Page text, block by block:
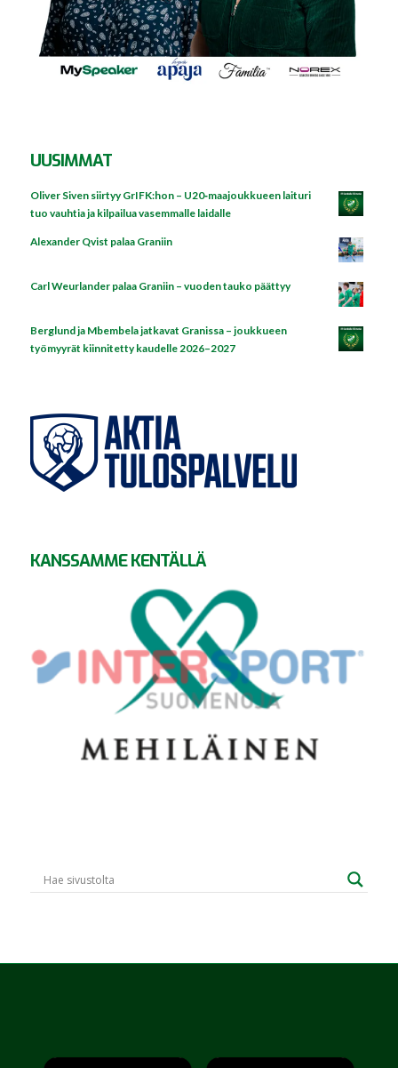
UUSIMMAT
Oliver Siven siirtyy GrIFK:hon – U20‑maajoukkueen laituri
tuo vauhtia ja kilpailua vasemmalle laidalle
Alexander Qvist palaa Graniin
Carl Weurlander palaa Graniin – vuoden tauko päättyy
Berglund ja Mbembela jatkavat Granissa – joukkueen
työmyyrät kiinnitetty kaudelle 2026–2027
KANSSAMME KENTÄLLÄ